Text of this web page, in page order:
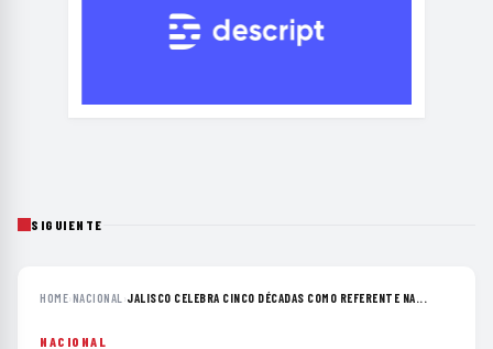
SIGUIENTE
HOME›NACIONAL ›JALISCO CELEBRA CINCO DÉCADAS COMO REFERENTE NA...
NACIONAL